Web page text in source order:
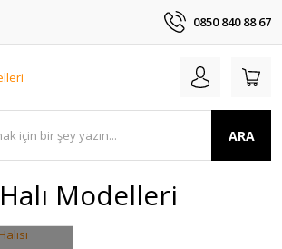
0850 840 88 67
ARA
Modelleri